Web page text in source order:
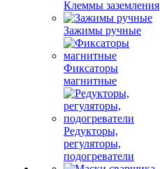
Клеммы заземления
Зажимы ручные
Фиксаторы
магнитные
Редукторы,
регуляторы,
подогреватели